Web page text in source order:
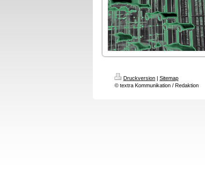
Druckversion | Sitemap
© textra Kommunikation / Redaktion